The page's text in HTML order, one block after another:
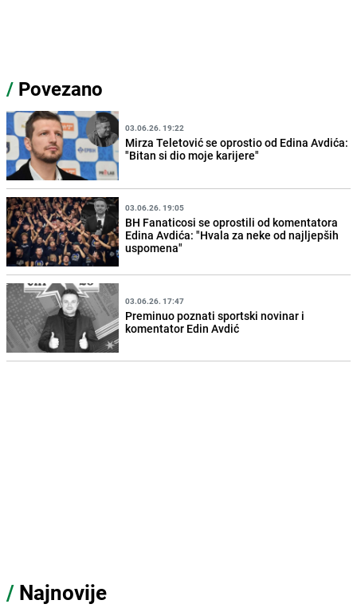
/ Povezano
03.06.26. 19:22
Mirza Teletović se oprostio od Edina Avdića:
"Bitan si dio moje karijere"
03.06.26. 19:05
BH Fanaticosi se oprostili od komentatora
Edina Avdića: "Hvala za neke od najljepših
uspomena"
03.06.26. 17:47
Preminuo poznati sportski novinar i
komentator Edin Avdić
/ Najnovije